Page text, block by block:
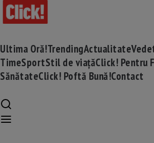
Ultima Oră!TrendingActualitate
TimeSportStil de viațăClick! Pentru
SănătateClick! Poftă Bună!Contact